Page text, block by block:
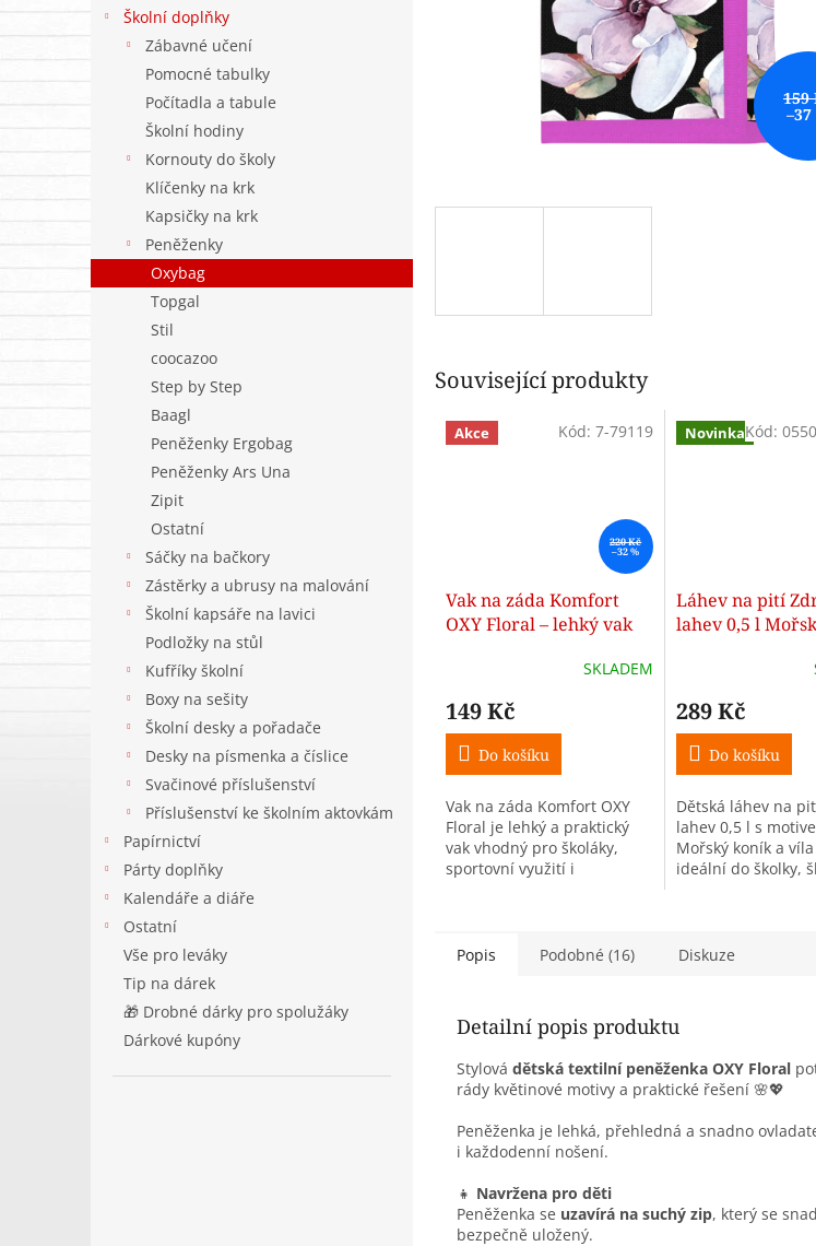
Školní doplňky
Zábavné učení
Pomocné tabulky
Počítadla a tabule
Školní hodiny
Kornouty do školy
Klíčenky na krk
Kapsičky na krk
Peněženky
Oxybag
Topgal
Stil
coocazoo
Step by Step
Baagl
Peněženky Ergobag
Peněženky Ars Una
Zipit
Ostatní
Sáčky na bačkory
Zástěrky a ubrusy na malování
Školní kapsáře na lavici
Podložky na stůl
Kufříky školní
Boxy na sešity
Školní desky a pořadače
Desky na písmenka a číslice
Svačinové příslušenství
Příslušenství ke školním aktovkám
Papírnictví
Párty doplňky
Kalendáře a diáře
Ostatní
Vše pro leváky
Tip na dárek
🎁 Drobné dárky pro spolužáky
Dárkové kupóny
159
–37
Související produkty
Akce
220 Kč
–32 %
Vak na záda Komfort
OXY Floral – lehký vak
SKLADEM
149 Kč
Do košíku
Vak na záda Komfort OXY
Floral je lehký a praktický
vak vhodný pro školáky,
sportovní využití i
pohodlně...
Kód: 7-79119 Novinka
Láhev na pití
lahev 0,5 l
289 Kč
Do košíku
Dětská láhev na
lahev 0,5 l s
Mořský koník a
ideální do školky,
změkčovadel....
Kód:
Popis Podobné (16) Diskuze
Detailní popis produktu
Stylová dětská textilní peněženka OXY Floral
rády květinové motivy a praktické řešení 🌸💖
Peněženka je lehká, přehledná a snadno
i každodenní nošení.
👧 Navržena pro děti
Peněženka se uzavírá na suchý zip, který se
bezpečně uložený.